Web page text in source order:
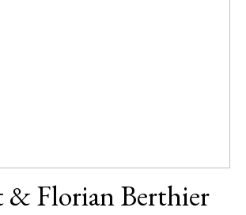
& Florian Berthier